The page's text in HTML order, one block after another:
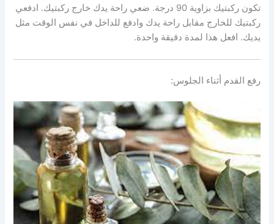
تكون ركبتيك بزاوية 90 درجة. ضعي راحة يدك خارج ركبتيك. ادفعي
ركبتيك للخارج مقابل راحة يدك وادفع للداخل في نفس الوقت مثل
يديك. افعل هذا لمدة دقيقة واحدة.
رفع القدم أثناء الجلوس: